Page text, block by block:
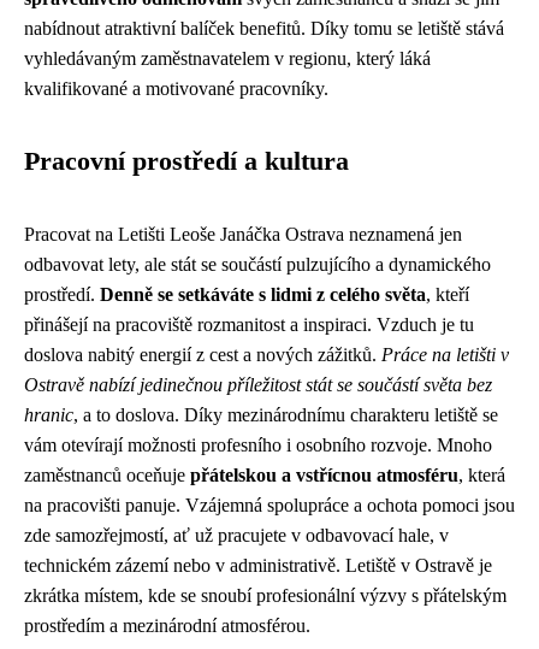
nabídnout atraktivní balíček benefitů. Díky tomu se letiště stává
vyhledávaným zaměstnavatelem v regionu, který láká
kvalifikované a motivované pracovníky.
Pracovní prostředí a kultura
Pracovat na Letišti Leoše Janáčka Ostrava neznamená jen
odbavovat lety, ale stát se součástí pulzujícího a dynamického
prostředí. Denně se setkáváte s lidmi z celého světa, kteří
přinášejí na pracoviště rozmanitost a inspiraci. Vzduch je tu
doslova nabitý energií z cest a nových zážitků. Práce na letišti v
Ostravě nabízí jedinečnou příležitost stát se součástí světa bez
hranic, a to doslova. Díky mezinárodnímu charakteru letiště se
vám otevírají možnosti profesního i osobního rozvoje. Mnoho
zaměstnanců oceňuje přátelskou a vstřícnou atmosféru, která
na pracovišti panuje. Vzájemná spolupráce a ochota pomoci jsou
zde samozřejmostí, ať už pracujete v odbavovací hale, v
technickém zázemí nebo v administrativě. Letiště v Ostravě je
zkrátka místem, kde se snoubí profesionální výzvy s přátelským
prostředím a mezinárodní atmosférou.